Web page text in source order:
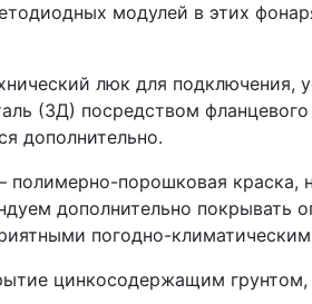
модулей в этих
люк для подключения,
(ЗД) посредством
дополнительно.
полимерно-порошковая
дополнительно
погодно-
цинкосодержащим